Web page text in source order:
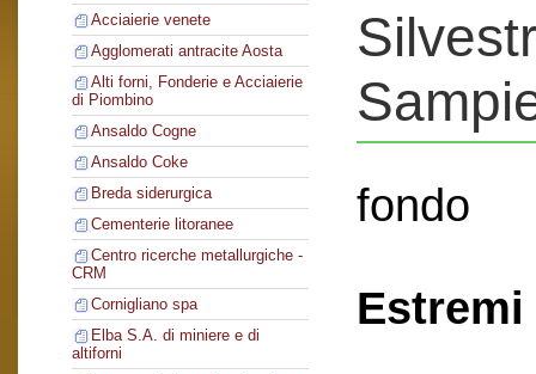
Acciaierie venete
Agglomerati antracite Aosta
Alti forni, Fonderie e Acciaierie
di Piombino
Ansaldo Cogne
Ansaldo Coke
Breda siderurgica
Cementerie litoranee
Centro ricerche metallurgiche -
CRM
Cornigliano spa
Elba S.A. di miniere e di
altiforni
fondo